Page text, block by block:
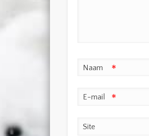
Naam *
E-mail *
Site